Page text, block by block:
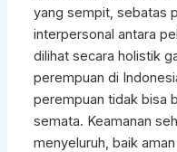
yang sempit, sebatas
interpersonal antara
dilihat secara holistik
perempuan di
perempuan tidak bisa
semata. Keamanan
menyeluruh, baik